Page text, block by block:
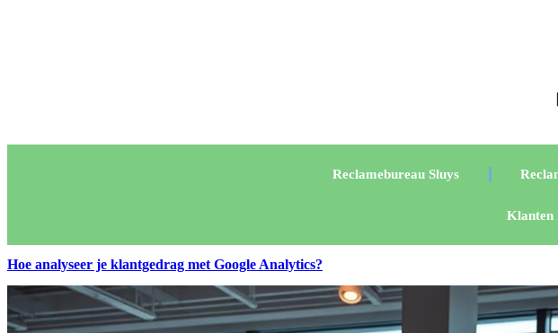
Reclamebureau Sluys
Klanten
Hoe analyseer je klantgedrag met Google Analytics?